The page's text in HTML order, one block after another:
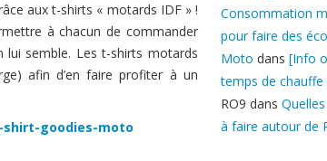
aux t-shirts « motards IDF » !
à chacun de commander
semble. Les t-shirts motards
afin d’en faire profiter à un
goodies-moto
Consommation
pour faire des
Moto dans [Info
temps de chauffe
RO9 dans
à faire autour de